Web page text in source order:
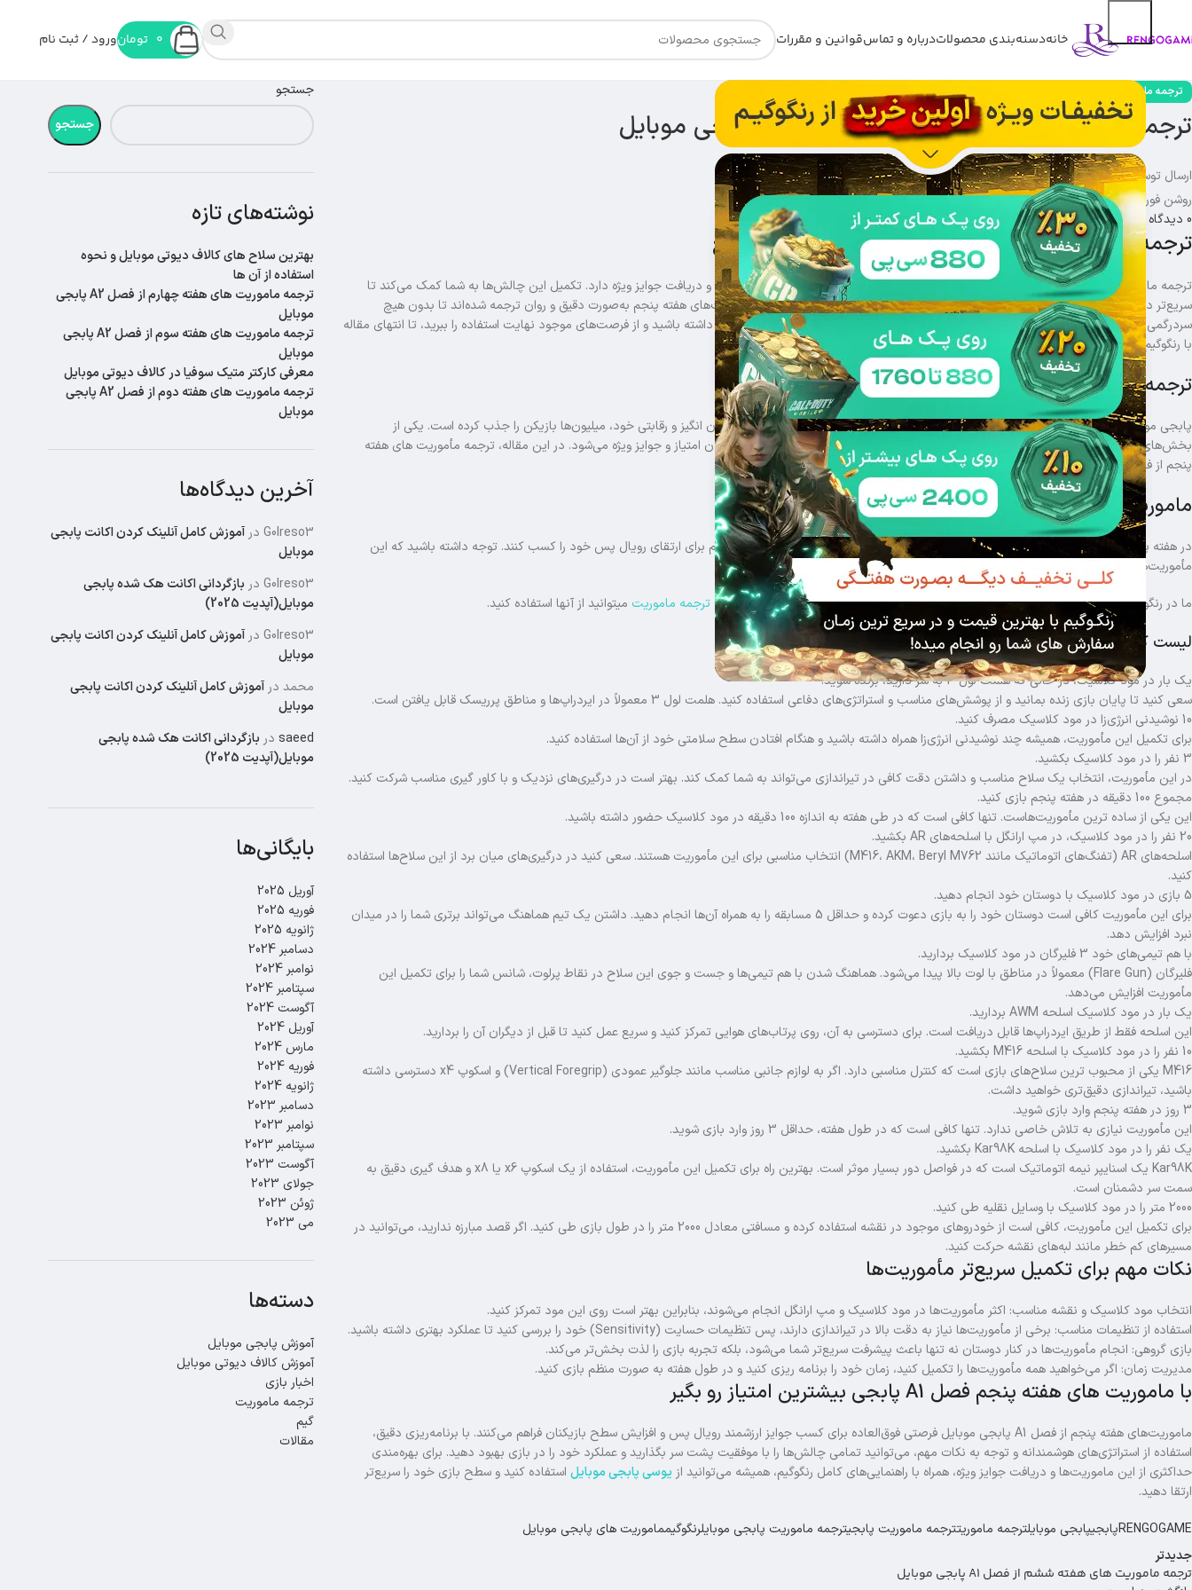
خانهدسنه‌بندی محصولاتدرباره و تماسقوانین و مقررات 0 تومانورود / ثبت نام
ترجمه ماموریت
ترجمه ماموریت های هفته پنجم از فصل A1 پابجی موبایل
ارسال توسط
Reza94civ
روشن فوریه 11, 2025
0 دیدگاه
ترجمه ماموریت های هفته پنجم فصل A1: پیشرفت سریع
ترجمه ماموریت های هفته پنجم از فصل A1 پابجی موبایل نقش مهمی در ارتقای سطح بازیکنان و دریافت جوایز ویژه دارد. تکمیل این چالش‌ها به شما کمک می‌کند تا
سریع‌تر در رویال پس پیشرفت کرده و امتیازات ارزشمند کسب کنید. در این مقاله، تمامی ماموریت‌های هفته پنجم به‌صورت دقیق و روان ترجمه شده‌اند تا بدون هیچ
سردرگمی و اتلاف وقت، بتوانید آن‌ها را پشت سر بگذارید. اگر می‌خواهید بهترین عملکرد را در بازی داشته باشید و از فرصت‌های موجود نهایت استفاده را ببرید، تا انتهای مقاله
با رنگوگیم همراه باشید و در مسیر پیشرفت خود ازخرید یوسیهم بهره ببرید.
ترجمه ماموریت های هفته پنجم از فصل A1 پابجی موبایل
پابجی موبایل یکی از محبوب‌ ترین بازی‌های بتل رویال در سراسر جهان است که با گیم‌ پلی هیجان‌ انگیز و رقابتی خود، میلیون‌ها بازیکن را جذب کرده است. یکی از
بخش‌های جذاب این بازی، رویال پس آن است که شامل مأموریت‌های هفتگی برای به دست آوردن امتیاز و جوایز ویژه می‌شود. در این مقاله، ترجمه مأموریت های هفته
پنجم از فصل A1
پابجی موبایل را به همراه نکات کاربردی برای تکمیل آن‌ها بررسی می‌کنیم.
ماموریت های هفته پنجم فصل A1 پابجی موبایل
در هفته پنجم، بازیکنان باید مجموعه‌ای از چالش‌ها را در مود کلاسیک انجام دهند تا امتیازات لازم برای ارتقای رویال پس خود را کسب کنند. توجه داشته باشید که این
مأموریت‌ها فقط برای کاربرانی که کارت EZ دارند در دسترس هستند.
ما در رنگوگیم ترجمه ماموریت های هفته پابجی موبایل را در اختیار شما قرار داده‌ایم با مراجعه به ترجمه ماموریت میتوانید از آنها استفاده کنید.
لیست کامل مأموریت‌ها
یک بار در مود کلاسیک، در حالی که هلمت لول 3 به سر دارید، برنده شوید.
سعی کنید تا پایان بازی زنده بمانید و از پوشش‌های مناسب و استراتژی‌های دفاعی استفاده کنید. هلمت لول 3 معمولاً در ایردراپ‌ها و مناطق پرریسک قابل یافتن است.
10 نوشیدنی انرژی‌زا در مود کلاسیک مصرف کنید.
برای تکمیل این مأموریت، همیشه چند نوشیدنی انرژی‌زا همراه داشته باشید و هنگام افتادن سطح سلامتی خود از آن‌ها استفاده کنید.
3 نفر را در مود کلاسیک بکشید.
در این مأموریت، انتخاب یک سلاح مناسب و داشتن دقت کافی در تیراندازی می‌تواند به شما کمک کند. بهتر است در درگیری‌های نزدیک و با کاور گیری مناسب شرکت کنید.
مجموع 100 دقیقه در هفته پنجم بازی کنید.
این یکی از ساده‌ ترین مأموریت‌هاست. تنها کافی است که در طی هفته به‌ اندازه 100 دقیقه در مود کلاسیک حضور داشته باشید.
20 نفر را در مود کلاسیک، در مپ ارانگل با اسلحه‌های AR بکشید.
اسلحه‌های AR (تفنگ‌های اتوماتیک مانند M416، AKM، Beryl M762) انتخاب مناسبی برای این مأموریت هستند. سعی کنید در درگیری‌های میان‌ برد از این سلاح‌ها استفاده
کنید.
5 بازی در مود کلاسیک با دوستان خود انجام دهید.
برای این مأموریت کافی است دوستان خود را به بازی دعوت کرده و حداقل 5 مسابقه را به همراه آن‌ها انجام دهید. داشتن یک تیم هماهنگ می‌تواند برتری شما را در میدان
نبرد افزایش دهد.
با هم‌ تیمی‌های خود 3 فلیرگان در مود کلاسیک بردارید.
فلیرگان (Flare Gun) معمولاً در مناطق با لوت بالا پیدا می‌شود. هماهنگ شدن با هم‌ تیمی‌ها و جست‌ و جوی این سلاح در نقاط پرلوت، شانس شما را برای تکمیل این
مأموریت افزایش می‌دهد.
یک بار در مود کلاسیک اسلحه AWM بردارید.
این اسلحه فقط از طریق ایردراپ‌ها قابل دریافت است. برای دسترسی به آن، روی پرتاب‌های هوایی تمرکز کنید و سریع عمل کنید تا قبل از دیگران آن را بردارید.
10 نفر را در مود کلاسیک با اسلحه M416 بکشید.
M416 یکی از محبوب‌ ترین سلاح‌های بازی است که کنترل مناسبی دارد. اگر به لوازم جانبی مناسب مانند جلوگیر عمودی (Vertical Foregrip) و اسکوپ x4 دسترسی داشته
باشید، تیراندازی دقیق‌تری خواهید داشت.
3 روز در هفته پنجم وارد بازی شوید.
این مأموریت نیازی به تلاش خاصی ندارد. تنها کافی است که در طول هفته، حداقل 3 روز وارد بازی شوید.
یک نفر را در مود کلاسیک با اسلحه Kar98K بکشید.
Kar98K یک اسنایپر نیمه‌ اتوماتیک است که در فواصل دور بسیار موثر است. بهترین راه برای تکمیل این مأموریت، استفاده از یک اسکوپ x6 یا x8 و هدف‌ گیری دقیق به
سمت سر دشمنان است.
2000 متر را در مود کلاسیک با وسایل نقلیه طی کنید.
برای تکمیل این مأموریت، کافی است از خودروهای موجود در نقشه استفاده کرده و مسافتی معادل 2000 متر را در طول بازی طی کنید. اگر قصد مبارزه ندارید، می‌توانید در
مسیرهای کم‌ خطر مانند لبه‌های نقشه حرکت کنید.
نکات مهم برای تکمیل سریع‌تر مأموریت‌ها
انتخاب مود کلاسیک و نقشه مناسب: اکثر مأموریت‌ها در مود کلاسیک و مپ ارانگل انجام می‌شوند، بنابراین بهتر است روی این مود تمرکز کنید.
استفاده از تنظیمات مناسب: برخی از مأموریت‌ها نیاز به دقت بالا در تیراندازی دارند، پس تنظیمات حسایت (Sensitivity) خود را بررسی کنید تا عملکرد بهتری داشته باشید.
بازی گروهی: انجام مأموریت‌ها در کنار دوستان نه‌ تنها باعث پیشرفت سریع‌تر شما می‌شود، بلکه تجربه بازی را لذت‌ بخش‌تر می‌کند.
مدیریت زمان: اگر می‌خواهید همه مأموریت‌ها را تکمیل کنید، زمان خود را برنامه‌ ریزی کنید و در طول هفته به‌ صورت منظم بازی کنید.
با ماموریت های هفته پنجم فصل A1 پابجی بیشترین امتیاز رو بگیر
ماموریت‌های هفته پنجم از فصل A1 پابجی موبایل فرصتی فوق‌العاده برای کسب جوایز ارزشمند رویال پس و افزایش سطح بازیکنان فراهم می‌کنند. با برنامه‌ریزی دقیق،
استفاده از استراتژی‌های هوشمندانه و توجه به نکات مهم، می‌توانید تمامی چالش‌ها را با موفقیت پشت سر بگذارید و عملکرد خود را در بازی بهبود دهید. برای بهره‌مندی
حداکثری از این ماموریت‌ها و دریافت جوایز ویژه، همراه با راهنمایی‌های کامل رنگوگیم، همیشه می‌توانید از یوسی پابجی موبایل استفاده کنید و سطح بازی خود را سریع‌تر
ارتقا دهید.
RENGOGAMEپابجیپابجی موبایلترجمه ماموریتترجمه ماموریت پابجیترجمه ماموریت پابجی موبایلرنگوگیمماموریت های پابجی موبایل
جدیدتر
ترجمه ماموریت های هفته ششم از فصل A1 پابجی موبایل
جستجو
جستجو
نوشته‌های تازه
بهترین سلاح های کالاف دیوتی موبایل و نحوه
استفاده از آن ها
ترجمه ماموریت های هفته چهارم از فصل A2 پابجی
موبایل
ترجمه ماموریت های هفته سوم از فصل A2 پابجی
موبایل
معرفی کارکتر متیک سوفیا در کالاف دیوتی موبایل
ترجمه ماموریت های هفته دوم از فصل A2 پابجی
موبایل
آخرین دیدگاه‌ها
G0lreso3 در آموزش کامل آنلینک کردن اکانت پابجی
موبایل
G0lreso3 در بازگردانی اکانت هک شده پابجی
موبایل(آپدیت 2025)
G0lreso3 در آموزش کامل آنلینک کردن اکانت پابجی
موبایل
محمد در آموزش کامل آنلینک کردن اکانت پابجی
موبایل
saeed در بازگردانی اکانت هک شده پابجی
موبایل(آپدیت 2025)
بایگانی‌ها
آوریل 2025
فوریه 2025
ژانویه 2025
دسامبر 2024
نوامبر 2024
سپتامبر 2024
آگوست 2024
آوریل 2024
مارس 2024
فوریه 2024
ژانویه 2024
دسامبر 2023
نوامبر 2023
سپتامبر 2023
آگوست 2023
جولای 2023
ژوئن 2023
می 2023
دسته‌ها
آموزش پابجی موبایل
آموزش کالاف دیوتی موبایل
اخبار بازی
ترجمه ماموریت
گیم
مقالات